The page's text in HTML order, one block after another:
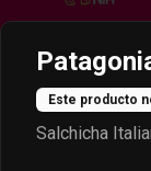
Conócenos
Despacho
Este producto
Salchicha